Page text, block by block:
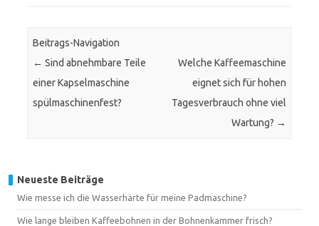
Beitrags-Navigation
← Sind abnehmbare Teile
einer Kapselmaschine
spülmaschinenfest?
Welche Kaffeemaschine
eignet sich für hohen
Tagesverbrauch ohne viel
Wartung? →
Neueste Beiträge
Wie messe ich die Wasserhärte für meine Padmaschine?
Wie lange bleiben Kaffeebohnen in der Bohnenkammer frisch?